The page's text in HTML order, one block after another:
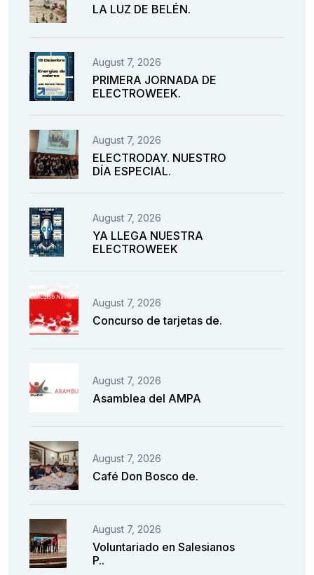
LA LUZ DE BELÉN.
August 7, 2026
PRIMERA JORNADA DE
ELECTROWEEK.
August 7, 2026
ELECTRODAY. NUESTRO
DÍA ESPECIAL.
August 7, 2026
YA LLEGA NUESTRA
ELECTROWEEK
August 7, 2026
Concurso de tarjetas de.
August 7, 2026
Asamblea del AMPA
August 7, 2026
Café Don Bosco de.
August 7, 2026
Voluntariado en Salesianos
P..